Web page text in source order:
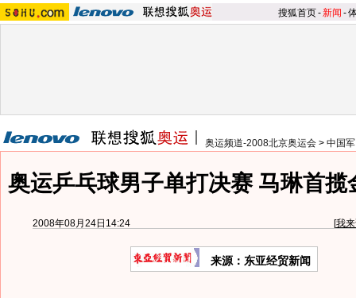
搜狐首页-新闻 -
奥运频道-2008北京奥运会 > 中国
奥运乒乓球男子单打决赛 马琳首揽
2008年08月24日14:24 [我
来源：东亚经贸新闻